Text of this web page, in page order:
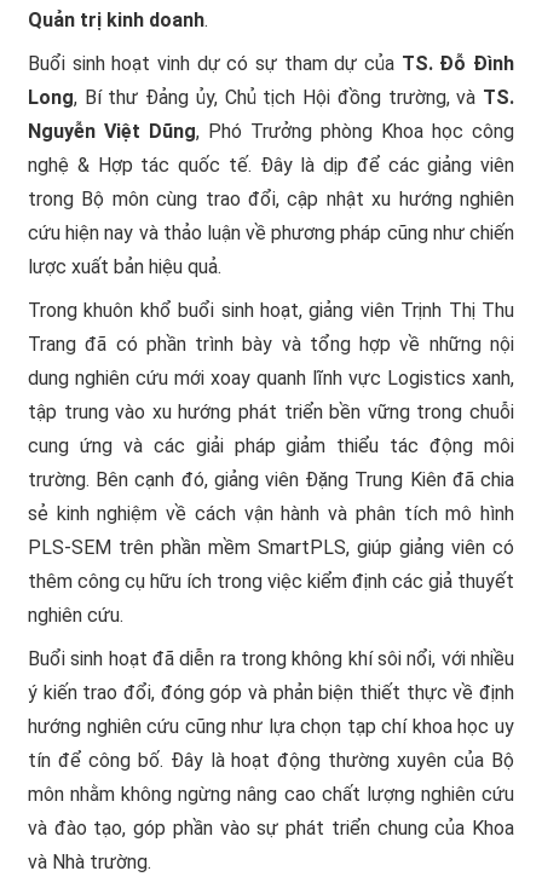
Quản trị kinh doanh.
Buổi sinh hoạt vinh dự có sự tham dự của TS. Đỗ Đình
Long, Bí thư Đảng ủy, Chủ tịch Hội đồng trường, và TS.
Nguyễn Việt Dũng, Phó Trưởng phòng Khoa học công
nghệ & Hợp tác quốc tế. Đây là dịp để các giảng viên
trong Bộ môn cùng trao đổi, cập nhật xu hướng nghiên
cứu hiện nay và thảo luận về phương pháp cũng như chiến
lược xuất bản hiệu quả.
Trong khuôn khổ buổi sinh hoạt, giảng viên Trịnh Thị Thu
Trang đã có phần trình bày và tổng hợp về những nội
dung nghiên cứu mới xoay quanh lĩnh vực Logistics xanh,
tập trung vào xu hướng phát triển bền vững trong chuỗi
cung ứng và các giải pháp giảm thiểu tác động môi
trường. Bên cạnh đó, giảng viên Đặng Trung Kiên đã chia
sẻ kinh nghiệm về cách vận hành và phân tích mô hình
PLS-SEM trên phần mềm SmartPLS, giúp giảng viên có
thêm công cụ hữu ích trong việc kiểm định các giả thuyết
nghiên cứu.
Buổi sinh hoạt đã diễn ra trong không khí sôi nổi, với nhiều
ý kiến trao đổi, đóng góp và phản biện thiết thực về định
hướng nghiên cứu cũng như lựa chọn tạp chí khoa học uy
tín để công bố. Đây là hoạt động thường xuyên của Bộ
môn nhằm không ngừng nâng cao chất lượng nghiên cứu
và đào tạo, góp phần vào sự phát triển chung của Khoa
và Nhà trường.